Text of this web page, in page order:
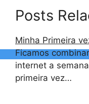
Posts
Minha Primeira
Ficamos
internet a
primeira vez…